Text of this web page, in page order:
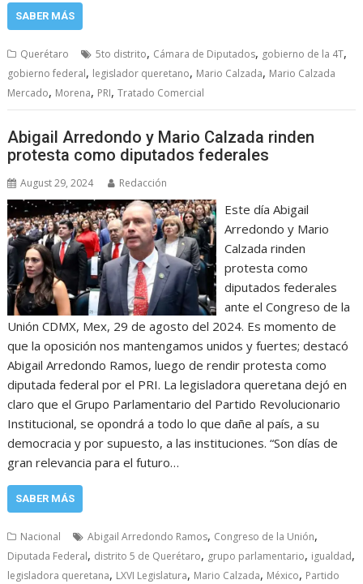
SABER MÁS
Querétaro 5to distrito, Cámara de Diputados, gobierno de la 4T,
gobierno federal, legislador queretano, Mario Calzada, Mario Calzada
Mercado, Morena, PRI,Tratado Comercial
Abigail Arredondo y Mario Calzada rinden
protesta como diputados federales
August 29, 2024 Redacción
Este día Abigail
Arredondo y Mario
Calzada rinden
protesta como
diputados federales
ante el Congreso de la
Unión CDMX, Mex, 29 de agosto del 2024. Es momento de
que la oposición nos mantengamos unidos y fuertes; destacó
Abigail Arredondo Ramos, luego de rendir protesta como
diputada federal por el PRI. La legisladora queretana dejó en
claro que el Grupo Parlamentario del Partido Revolucionario
Institucional, se opondrá a todo lo que dañe al país, a su
democracia y por supuesto, a las instituciones. “Son días de
gran relevancia para el futuro…
SABER MÁS
Nacional Abigail Arredondo Ramos, Congreso de la Unión,
Diputada Federal, distrito 5 de Querétaro, grupo parlamentario, igualdad,
legisladora queretana, LXVI Legislatura, Mario Calzada, México, Partido